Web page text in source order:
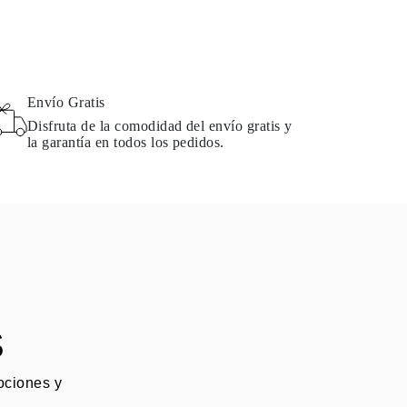
Envío Gratis
Disfruta de la comodidad del envío gratis y
la garantía en todos los pedidos.
y